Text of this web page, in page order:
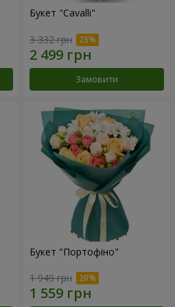
Букет "Cаvalli"
3 332 грн
Замовити
Букет "Портофіно"
1 949 грн